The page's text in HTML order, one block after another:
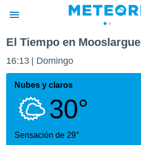
de
por
que se
calidad.
a este
las
El Tiempo en Mooslargue
16:13 Domingo
Nubes y claros
30°
Sensación de 29°